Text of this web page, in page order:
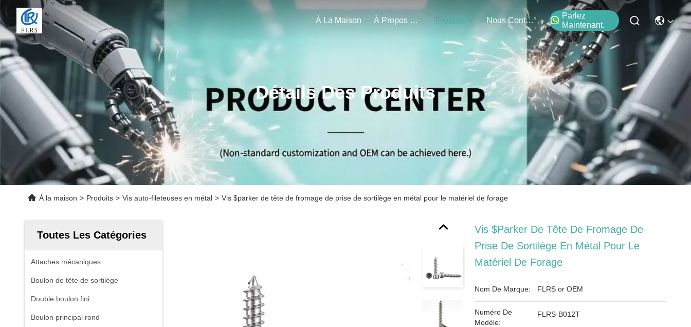
À La Maison À Propos De Nous Produits Nous Contacter
Parlez
Maintenant.
Détails Des Produits
À la maison > Produits > Vis auto-fileteuses en métal > Vis $parker de tête de fromage de prise de sortilège en métal pour le matériel de forage
Toutes Les Catégories
Attaches mécaniques
Boulon de tête de sortilège
Double boulon fini
Boulon principal rond
Vis $parker De Tête De Fromage De
Prise De Sortilège En Métal Pour Le
Matériel De Forage
Nom De Marque: FLRS or OEM
Numéro De
Modèle:
FLRS-B012T